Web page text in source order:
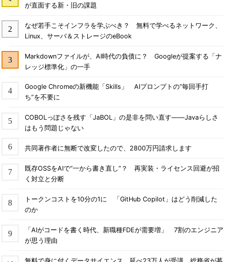
が直面する新・旧の課題
なぜ若手こそインフラを学ぶべき？ 無料で学べるネットワーク、
Linux、サーバ＆ストレージのeBook
Markdownファイルが、AI時代の負債に？ Googleが提案する「ナ
レッジ標準化」の一手
Google Chromeの新機能「Skills」 AIプロンプトの“毎回手打
ち”を不要に
COBOLっぽさを残す「JaBOL」の是非を問い直す――Javaらしさ
はもう問題じゃない
共同著作者に無断で改変したので、2800万円請求します
既存OSSをAIで“一から書き直し”？ 再実装・ライセンス回避が招
く対立と分断
トークンコストを10分の1に 「GitHub Copilot」はどう削減した
のか
「AIがコードを書く時代、新職種FDEが需要増」 7割のエンジニア
が思う理由